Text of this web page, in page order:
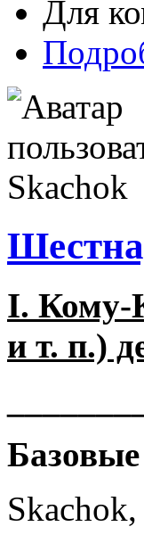
Для
I. Кому-
и т. п.)